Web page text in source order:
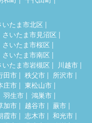
いたま市北区
さいたま市見沼区
さいたま市桜区
さいたま市南区
いたま市岩槻区
川越市
田市 秩父市
所沢市
庄市
東松山市
羽生市
鴻巣市
加市 越谷市
蕨市
霞市 志木市
和光市